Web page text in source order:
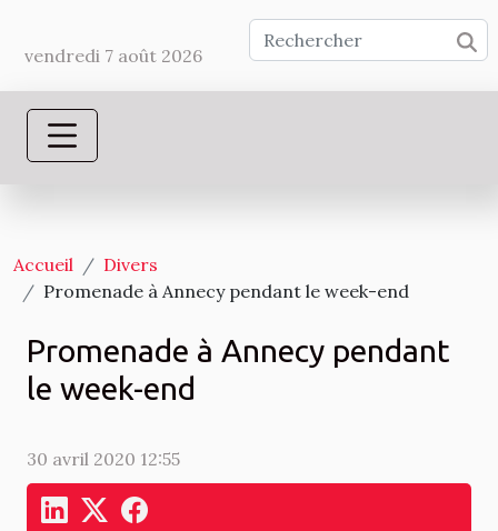
vendredi 7 août 2026
Accueil
Divers
Promenade à Annecy pendant le week-end
Promenade à Annecy pendant
le week-end
30 avril 2020 12:55